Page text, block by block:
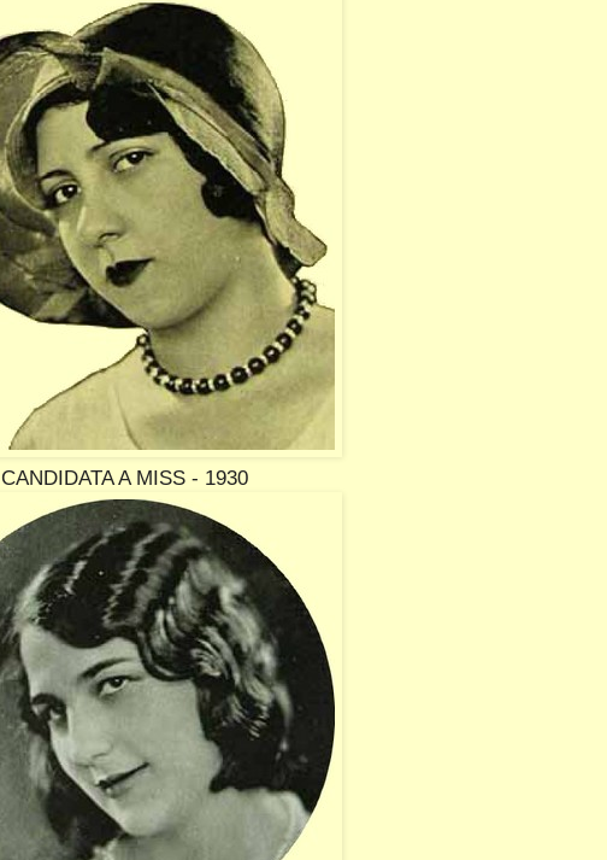
CANDIDATA A MISS - 1930